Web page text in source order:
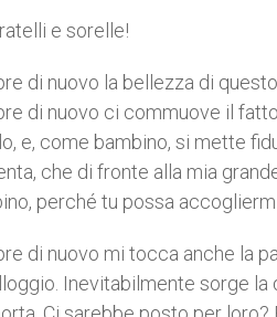
e sorelle!
di nuovo la bellezza di
di nuovo ci commuove il
e, come bambino, si mette
che di fronte alla mia
perché tu possa
di nuovo mi tocca anche la
Inevitabilmente sorge